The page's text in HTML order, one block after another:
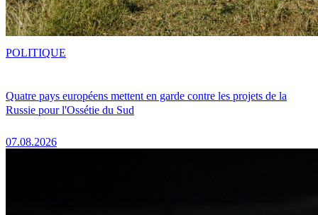
Quatre pays européens mettent en garde contre les projets de la
Russie pour l'Ossétie du Sud
07.08.2026
POLITIQUE